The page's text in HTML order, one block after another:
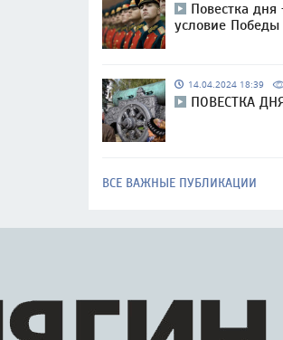
Повестка
условие Победы
14.04.2024 18:39
ПОВЕСТКА
ВСЕ ВАЖНЫЕ ПУБЛИКАЦИИ